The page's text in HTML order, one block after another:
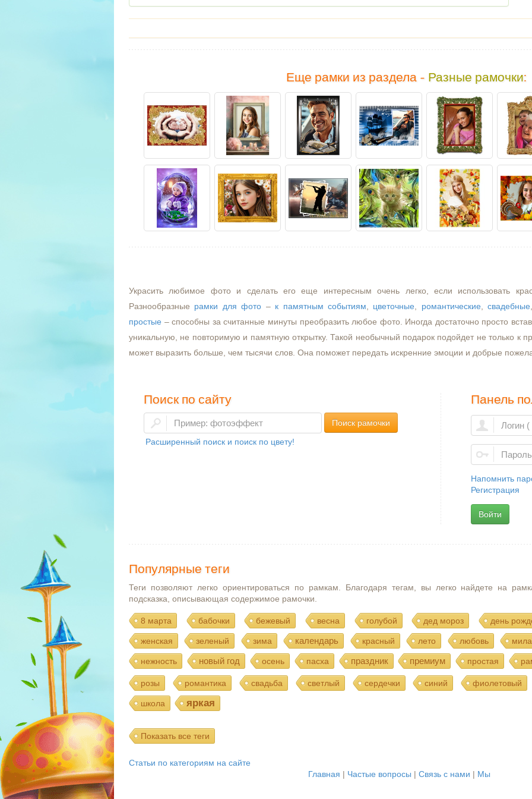
Еще рамки из раздела - Разные рамочки:
Украсить любимое фото и сделать его еще интересным очень легко, если использовать
Разнообразные рамки для фото – к памятным событиям цветочные романтические ,свадебные
простые – способны за считанные минуты преобразить любое фото. Иногда достаточно просто
уникальную, не повторимую и памятную открытку. Такой необычный подарок подойдет не только к
может выразить больше, чем тысячи слов. Она поможет передать искренние эмоции и добрые
Поиск по сайту
Поиск рамочки
Расширенный поиск и поиск по цвету!
Панель
Напомнить
Регистрация
Войти
Популярные теги
Теги позволяют легко ориентироваться по рамкам. Благодаря тегам, вы легко найдете на
подсказка, описывающая содержимое рамочки.
8 марта бабочки бежевый весна голубой дед мороз день
женская зеленый зима календарь красный лето любовь
нежность новый год осень пасха праздник премиум простая
розы романтика свадьба светлый сердечки синий фиолетовый
школа яркая
Показать все теги
Статьи по категориям на сайте
Главная | Частые вопросы | Связь с нами | Мы